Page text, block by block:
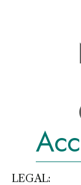
LEGAL: